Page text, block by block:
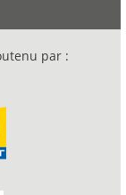
par :